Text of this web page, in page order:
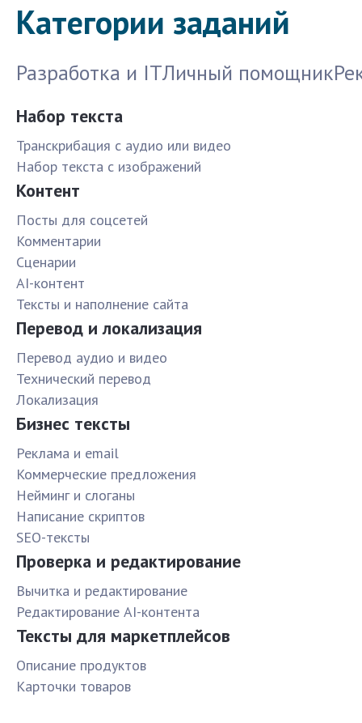
Категории заданий
Разработка и ITЛичный помощник
Набор текста
Транскрибация с аудио или видео
Набор текста с изображений
Контент
Посты для соцсетей
Комментарии
Сценарии
AI-контент
Тексты и наполнение сайта
Перевод и локализация
Перевод аудио и видео
Технический перевод
Локализация
Бизнес тексты
Реклама и email
Коммерческие предложения
Нейминг и слоганы
Написание скриптов
SEO-тексты
Проверка и редактирование
Вычитка и редактирование
Редактирование AI-контента
Тексты для маркетплейсов
Описание продуктов
Карточки товаров